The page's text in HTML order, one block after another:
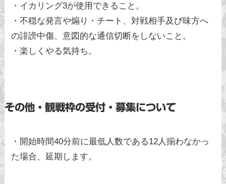
・イカリング3が使用できること。
・不穏な発言や煽り・チート、対戦相手及び味方へ
の誹謗中傷、意図的な通信切断をしないこと。
・楽しくやる気持ち。
その他・観戦枠の受付・募集について
・開始時間40分前に最低人数である12人揃わなかっ
た場合、延期します。